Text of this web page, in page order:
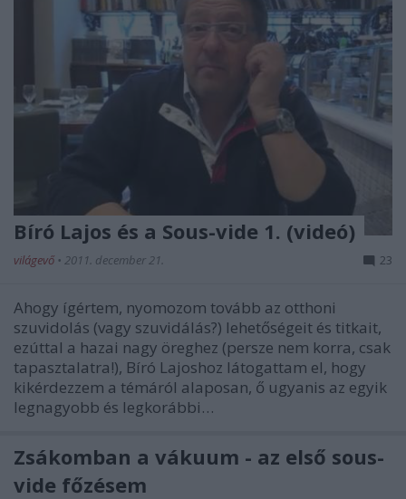
Bíró Lajos és a Sous-vide 1. (videó)
világevő • 2011. december 21. 23
Ahogy ígértem, nyomozom tovább az otthoni
szuvidolás (vagy szuvidálás?) lehetőségeit és titkait,
ezúttal a hazai nagy öreghez (persze nem korra, csak
tapasztalatra!), Bíró Lajoshoz látogattam el, hogy
kikérdezzem a témáról alaposan, ő ugyanis az egyik
legnagyobb és legkorábbi…
Zsákomban a vákuum - az első sous-
vide főzésem